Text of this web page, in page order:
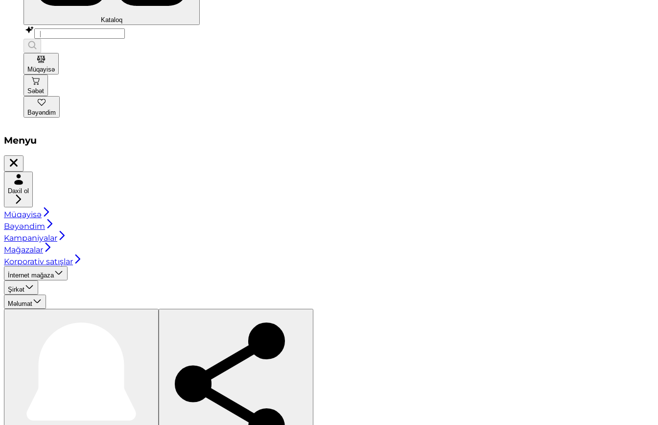
Kataloq
Müqayisə
Səbət
Bəyəndim
Menyu
Daxil ol
Müqayisə
Bəyəndim
Kampaniyalar
Mağazalar
Korporativ satışlar
İnternet mağaza
Şirkət
Məlumat